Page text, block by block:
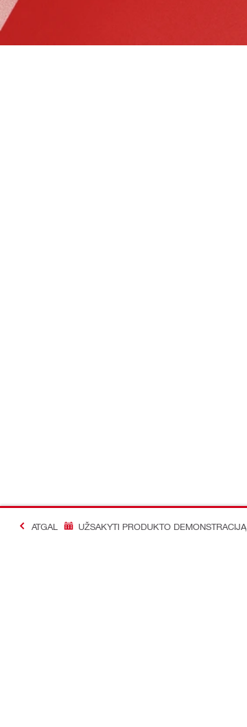
ATGAL UŽSAKYTI PRODUKTO DEMONSTRACIJĄ